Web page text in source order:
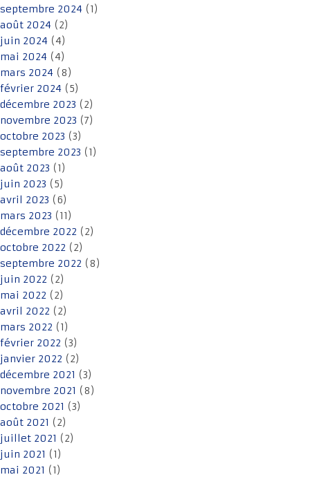
septembre 2024 (1)
août 2024 (2)
juin 2024 (4)
mai 2024 (4)
mars 2024 (8)
février 2024 (5)
décembre 2023 (2)
novembre 2023 (7)
octobre 2023 (3)
septembre 2023 (1)
août 2023 (1)
juin 2023 (5)
avril 2023 (6)
mars 2023 (11)
décembre 2022 (2)
octobre 2022 (2)
septembre 2022 (8)
juin 2022 (2)
mai 2022 (2)
avril 2022 (2)
mars 2022 (1)
février 2022 (3)
janvier 2022 (2)
décembre 2021 (3)
novembre 2021 (8)
octobre 2021 (3)
août 2021 (2)
juillet 2021 (2)
juin 2021 (1)
mai 2021 (1)